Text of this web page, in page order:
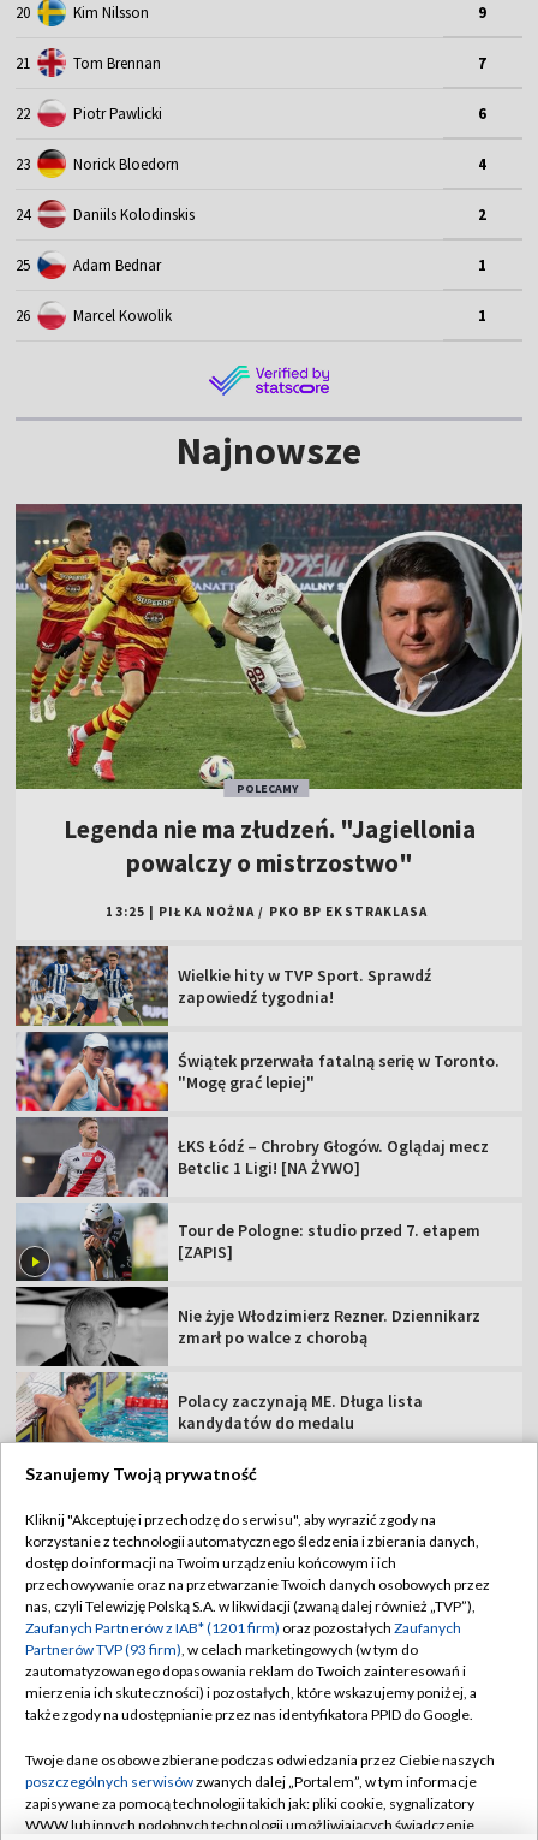
20 Kim Nilsson 9
21 Tom Brennan 7
22 Piotr Pawlicki 6
23 Norick Bloedorn 4
24 Daniils Kolodinskis 2
25 Adam Bednar 1
26 Marcel Kowolik 1
Najnowsze
POLECAMY
Legenda nie ma złudzeń. "Jagiellonia
powalczy o mistrzostwo"
13:25 PIŁKA NOŻNA / PKO BP EKSTRAKLASA
Wielkie hity w TVP Sport. Sprawdź
zapowiedź tygodnia!
Świątek przerwała fatalną serię w Toronto.
"Mogę grać lepiej"
ŁKS Łódź – Chrobry Głogów. Oglądaj mecz
Betclic 1 Ligi! [NA ŻYWO]
Tour de Pologne: studio przed 7. etapem
[ZAPIS]
Nie żyje Włodzimierz Rezner. Dziennikarz
zmarł po walce z chorobą
Polacy zaczynają ME. Długa lista
kandydatów do medalu
TVP
Abonament TVP
Sklep TVP
Biuro Reklamy
Oferta Handlowa
Emisja w TVP
Rada Programowa
Regulamin TVP
Polityka prywatności
Moje zgody
Biuro reklamy
Kanały
Szanujemy Twoją prywatność
Kliknij "Akceptuję i przechodzę do serwisu", aby wyrazić zgody na
korzystanie z technologii automatycznego śledzenia i zbierania danych,
dostęp do informacji na Twoim urządzeniu końcowym i ich
przechowywanie oraz na przetwarzanie Twoich danych osobowych przez
nas, czyli Telewizję Polską S.A. w likwidacji (zwaną dalej również „TVP”),
Zaufanych Partnerów z IAB* (1201 firm) oraz pozostałych Zaufanych
Partnerów TVP (93 firm), w celach marketingowych (w tym do
zautomatyzowanego dopasowania reklam do Twoich zainteresowań i
mierzenia ich skuteczności) i pozostałych, które wskazujemy poniżej, a
także zgody na udostępnianie przez nas identyfikatora PPID do Google.
Twoje dane osobowe zbierane podczas odwiedzania przez Ciebie naszych
poszczególnych serwisówzwanych dalej „Portalem”, w tym informacje
zapisywane za pomocą technologii takich jak: pliki cookie, sygnalizatory
WWW lub innych podobnych technologii umożliwiających świadczenie